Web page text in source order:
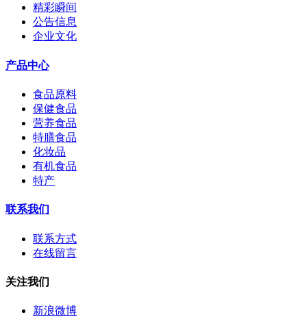
精彩瞬间
公告信息
企业文化
产品中心
食品原料
保健食品
营养食品
特膳食品
化妆品
有机食品
特产
联系我们
联系方式
在线留言
关注我们
新浪微博